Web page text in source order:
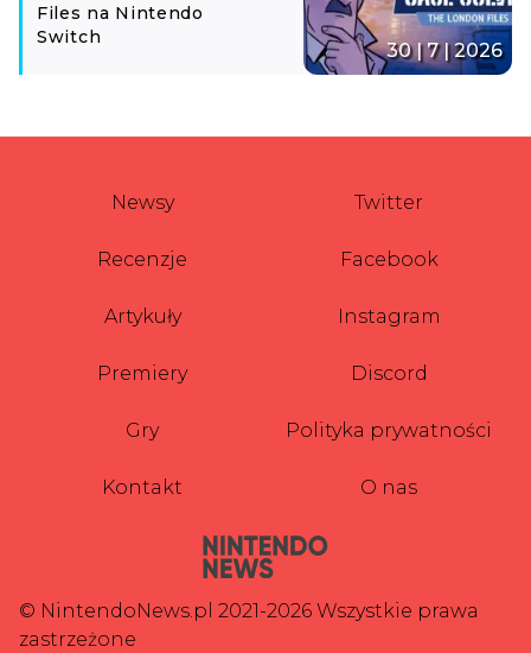
Files na Nintendo
Switch
30 | 7 | 2026
© NintendoNews.pl 2021-2026 Wszystkie prawa
zastrzeżone
Newsy
Recenzje
Artykuły
Premiery
Gry
Kontakt
Twitter
Facebook
Instagram
Discord
Polityka prywatności
O nas